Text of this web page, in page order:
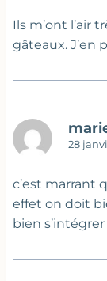
Ils m’ont l’air
gâteaux. J’en
28
c’est marrant
effet on doit
bien